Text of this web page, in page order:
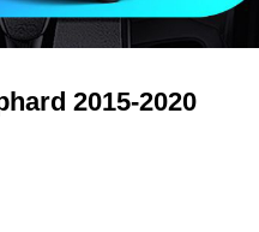
2015-2020